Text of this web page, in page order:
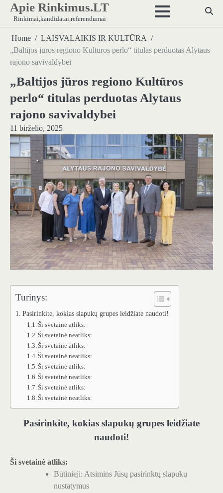
Skip
content
Apie Rinkimus.LT
Rinkimai,kandidatai,referendumai
Home
LAISVALAIKIS IR KULTŪRA
„Baltijos jūros regiono Kultūros perlo“ titulas perduotas Alytaus
rajono savivaldybei
„Baltijos jūros regiono Kultūros
perlo“ titulas perduotas Alytaus
rajono savivaldybei
11 birželio, 2025
Turinys:
Pasirinkite, kokias slapukų grupes leidžiate naudoti!
Ši svetainė atliks:
Ši svetainė neatliks:
Ši svetainė atliks:
Ši svetainė neatliks:
Ši svetainė atliks:
Ši svetainė neatliks:
Ši svetainė atliks:
Ši svetainė neatliks:
Pasirinkite, kokias slapukų grupes leidžiate
naudoti!
Ši svetainė atliks:
Būtinieji: Atsimins Jūsų pasirinktų slapukų
nustatymus